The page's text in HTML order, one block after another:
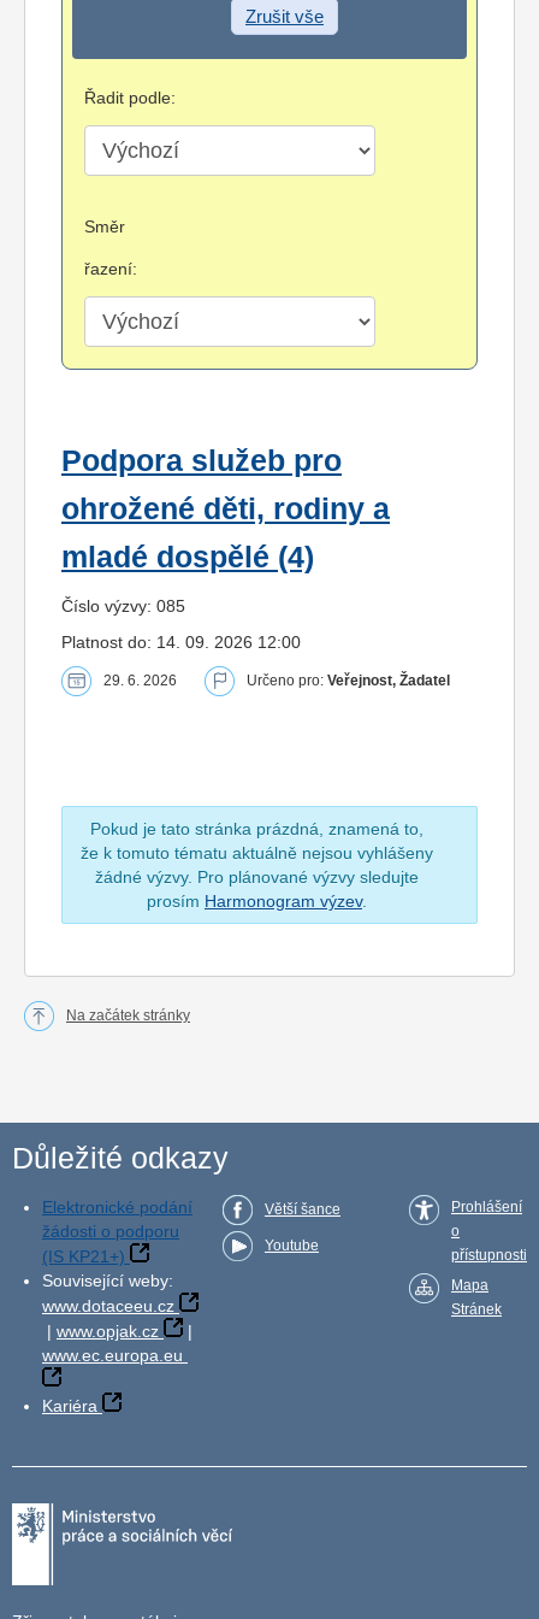
Zrušit vše
Řadit podle:
Směr
řazení:
Podpora služeb pro
ohrožené děti, rodiny a
mladé dospělé (4)
Číslo výzvy: 085
Platnost do: 14. 09. 2026 12:00
29. 6. 2026 Určeno pro: Veřejnost, Žadatel
Pokud je tato stránka prázdná, znamená to,
že k tomuto tématu aktuálně nejsou vyhlášeny
žádné výzvy. Pro plánované výzvy sledujte
prosím Harmonogram výzev.
Na začátek stránky
Důležité odkazy
Elektronické podání
žádosti o podporu
(IS KP21+)
Související weby:
www.dotaceeu.cz
| www.opjak.cz
|
www.ec.europa.eu
Kariéra
Větší šance
Youtube
Prohlášení
o
přístupnosti
Mapa
Stránek